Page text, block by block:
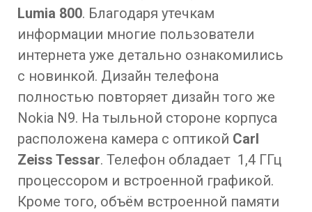
Lumia 800. Благодаря утечкам
информации многие пользователи
интернета уже детально ознакомились
с новинкой. Дизайн телефона
полностью повторяет дизайн того же
Nokia N9. На тыльной стороне корпуса
расположена камера с оптикой Carl
Zeiss Tessar. Телефон обладает 1,4 ГГц
процессором и встроенной графикой.
Кроме того, объём встроенной памяти